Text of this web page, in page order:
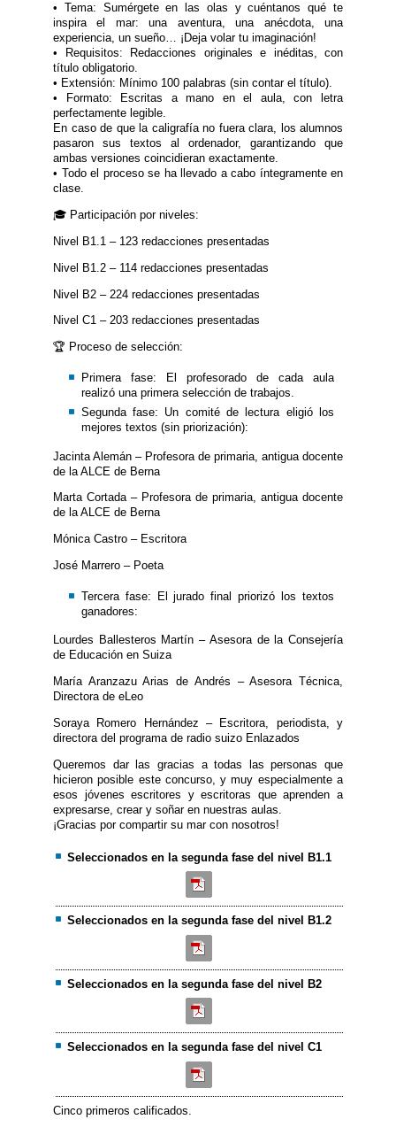
• Tema: Sumérgete en las olas y cuéntanos qué te
inspira el mar: una aventura, una anécdota, una
experiencia, un sueño… ¡Deja volar tu imaginación!
• Requisitos: Redacciones originales e inéditas, con
título obligatorio.
• Extensión: Mínimo 100 palabras (sin contar el título).
• Formato: Escritas a mano en el aula, con letra
perfectamente legible.
En caso de que la caligrafía no fuera clara, los alumnos
pasaron sus textos al ordenador, garantizando que
ambas versiones coincidieran exactamente.
• Todo el proceso se ha llevado a cabo íntegramente en
clase.
🎓 Participación por niveles:
Nivel B1.1 – 123 redacciones presentadas
Nivel B1.2 – 114 redacciones presentadas
Nivel B2 – 224 redacciones presentadas
Nivel C1 – 203 redacciones presentadas
🏆 Proceso de selección:
Primera fase: El profesorado de cada aula
realizó una primera selección de trabajos.
Segunda fase: Un comité de lectura eligió los
mejores textos (sin priorización):
Jacinta Alemán – Profesora de primaria, antigua docente
de la ALCE de Berna
Marta Cortada – Profesora de primaria, antigua docente
de la ALCE de Berna
Mónica Castro – Escritora
José Marrero – Poeta
Tercera fase: El jurado final priorizó los textos
ganadores:
Lourdes Ballesteros Martín – Asesora de la Consejería
de Educación en Suiza
María Aranzazu Arias de Andrés – Asesora Técnica,
Directora de eLeo
Soraya Romero Hernández – Escritora, periodista, y
directora del programa de radio suizo Enlazados
Queremos dar las gracias a todas las personas que
hicieron posible este concurso, y muy especialmente a
esos jóvenes escritores y escritoras que aprenden a
expresarse, crear y soñar en nuestras aulas.
¡Gracias por compartir su mar con nosotros!
Seleccionados en la segunda fase del nivel B1.1
Seleccionados en la segunda fase del nivel B1.2
Seleccionados en la segunda fase del nivel B2
Seleccionados en la segunda fase del nivel C1
Cinco primeros calificados.